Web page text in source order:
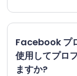
Facebook プ
使用してプロ
ますか?